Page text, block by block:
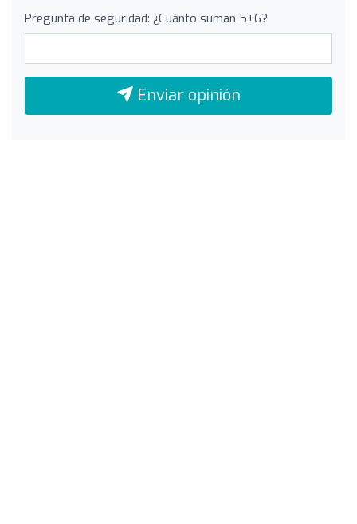
Pregunta de seguridad: ¿Cuánto suman 5+6?
Enviar opinión